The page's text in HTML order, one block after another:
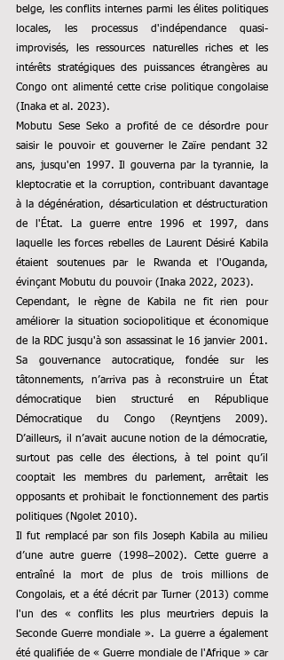
belge, les conflits internes parmi les élites politiques
locales, les processus d'indépendance quasi-
improvisés, les ressources naturelles riches et les
intérêts stratégiques des puissances étrangères au
Congo ont alimenté cette crise politique congolaise
(Inaka et al. 2023).
Mobutu Sese Seko a profité de ce désordre pour
saisir le pouvoir et gouverner le Zaïre pendant 32
ans, jusqu'en 1997. Il gouverna par la tyrannie, la
kleptocratie et la corruption, contribuant davantage
à la dégénération, désarticulation et déstructuration
de l'État. La guerre entre 1996 et 1997, dans
laquelle les forces rebelles de Laurent Désiré Kabila
étaient soutenues par le Rwanda et l'Ouganda,
évinçant Mobutu du pouvoir (Inaka 2022, 2023).
Cependant, le règne de Kabila ne fit rien pour
améliorer la situation sociopolitique et économique
de la RDC jusqu'à son assassinat le 16 janvier 2001.
Sa gouvernance autocratique, fondée sur les
tâtonnements, n’arriva pas à reconstruire un État
démocratique bien structuré en République
Démocratique du Congo (Reyntjens 2009).
D’ailleurs, il n’avait aucune notion de la démocratie,
surtout pas celle des élections, à tel point qu’il
cooptait les membres du parlement, arrêtait les
opposants et prohibait le fonctionnement des partis
politiques (Ngolet 2010).
Il fut remplacé par son fils Joseph Kabila au milieu
d’une autre guerre (1998–2002). Cette guerre a
entraîné la mort de plus de trois millions de
Congolais, et a été décrit par Turner (2013) comme
l'un des « conflits les plus meurtriers depuis la
Seconde Guerre mondiale ». La guerre a également
été qualifiée de « Guerre mondiale de l'Afrique » car